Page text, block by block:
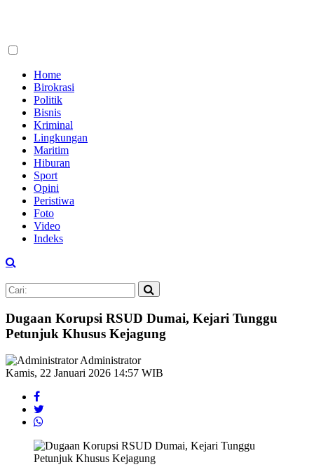
Home
Birokrasi
Politik
Bisnis
Kriminal
Lingkungan
Maritim
Hiburan
Sport
Opini
Peristiwa
Foto
Video
Indeks
Dugaan Korupsi RSUD Dumai, Kejari Tunggu
Petunjuk Khusus Kejagung
Administrator
Kamis, 22 Januari 2026 14:57 WIB